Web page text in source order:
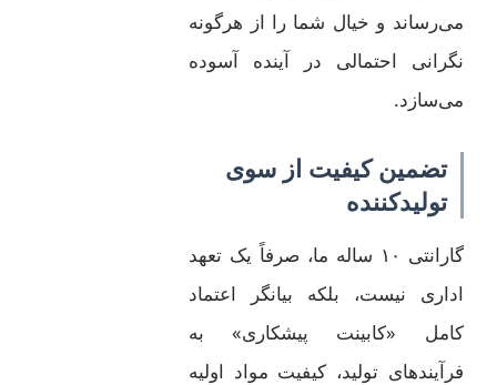
می‌رساند و خیال شما را از هرگونه
نگرانی احتمالی در آینده آسوده
می‌سازد.
تضمین کیفیت از سوی
تولیدکننده
گارانتی ۱۰ ساله ما، صرفاً یک تعهد
اداری نیست، بلکه بیانگر اعتماد
کامل «کابینت پیشکاری» به
فرآیندهای تولید، کیفیت مواد اولیه